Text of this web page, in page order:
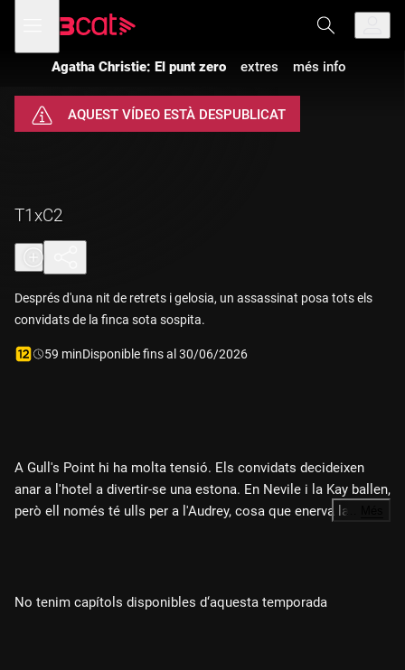
navegació
principal
menú
de
Agatha Christie: El punt zero extres més info
AQUEST VÍDEO ESTÀ DESPUBLICAT
T1xC2
Després d'una nit de retrets i gelosia, un assassinat posa tots els
convidats de la finca sota sospita.
Durada:
59 minDisponible fins al 30/06/2026
A Gull's Point hi ha molta tensió. Els convidats decideixen
anar a l'hotel a divertir-se una estona. En Nevile i la Kay ballen,
però ell només té ulls per a l'Audrey, cosa que enerva la Kay. A
investigar-lo. Tot indica que ha estat algú de la casa.
…
No tenim capítols disponibles d‘aquesta temporada